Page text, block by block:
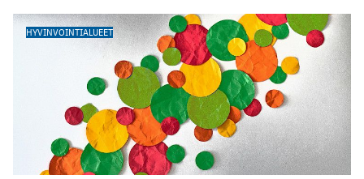
HYVINVOINTIALUEET